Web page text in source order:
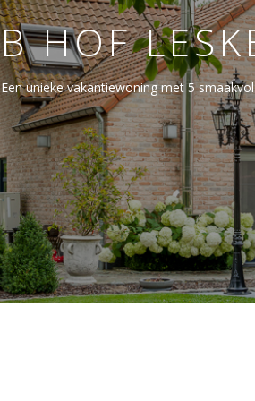
HOF
Een unieke vakantiewoning met 5